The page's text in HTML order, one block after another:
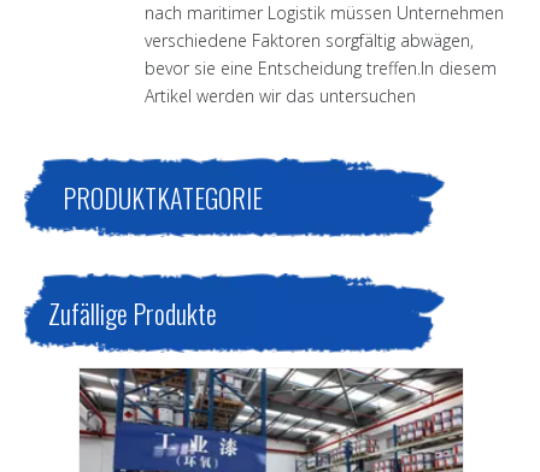
nach maritimer Logistik müssen Unternehmen
verschiedene Faktoren sorgfältig abwägen,
bevor sie eine Entscheidung treffen.In diesem
Artikel werden wir das untersuchen
PRODUKTKATEGORIE
Zufällige Produkte